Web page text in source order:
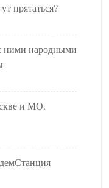
прятаться?
ними народными
и МО.